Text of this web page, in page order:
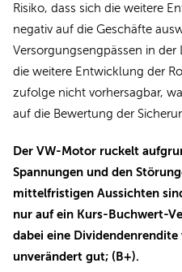
Risiko, dass sich die weitere
negativ auf die Geschäfte
Versorgungsengpässen in der
die weitere Entwicklung der
zufolge nicht vorhersagbar,
auf die Bewertung der
Der VW-Motor ruckelt
Spannungen und den
mittelfristigen Aussichten
nur auf ein Kurs-Buchwert-
dabei eine Dividendenrendite
unverändert gut; (B+).